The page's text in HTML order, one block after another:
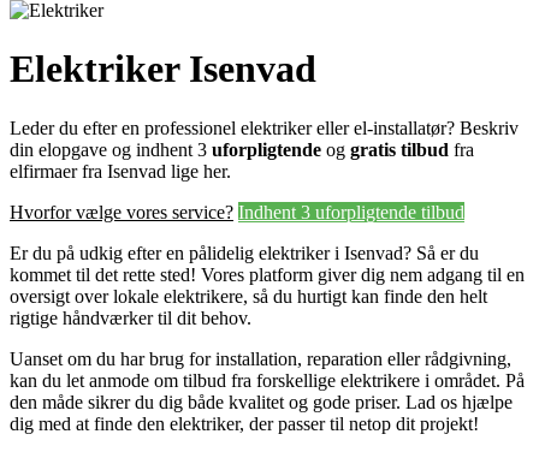
Elektriker Isenvad
Leder du efter en professionel elektriker eller el-installatør? Beskriv
din elopgave og indhent 3 uforpligtende og gratis tilbud fra
elfirmaer fra Isenvad lige her.
Hvorfor vælge vores service? Indhent 3 uforpligtende tilbud
Er du på udkig efter en pålidelig elektriker i Isenvad? Så er du
kommet til det rette sted! Vores platform giver dig nem adgang til en
oversigt over lokale elektrikere, så du hurtigt kan finde den helt
rigtige håndværker til dit behov.
Uanset om du har brug for installation, reparation eller rådgivning,
kan du let anmode om tilbud fra forskellige elektrikere i området. På
den måde sikrer du dig både kvalitet og gode priser. Lad os hjælpe
dig med at finde den elektriker, der passer til netop dit projekt!